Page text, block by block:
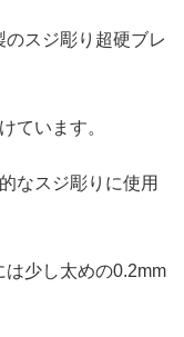
スジ彫り超硬ブレ
ています。
なスジ彫りに使用
は少し太めの0.2mm